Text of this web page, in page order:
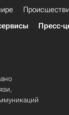
Пресс-